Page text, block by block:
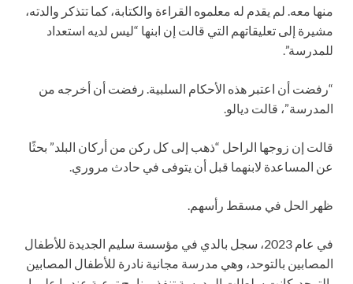
منها معه. لم يقدم له معلموه القراءة والكتابة، كما تتذكر والدته،
مشيرة إلى تعليقاتهم التي قالت إن ابنها “ليس لديه استعداد
للمدرسة”.
“رفضت أن اعتبر هذه الأحكام السلبية. رفضت أن أخرجه من
المدرسة”، قالت ديالو.
قالت إن زوجها الراحل “ذهب إلى كل ركن من أركان البلد” بحثًا
عن المساعدة لابنهما قبل أن يتوفى في حادث مروري.
ظهر الحل في مسقط رأسهم.
في عام 2023، سجل بالدي في مؤسسة سليم الجديدة للأطفال
المصابين بالتوحد، وهي مدرسة مجانية نادرة للأطفال المصابين